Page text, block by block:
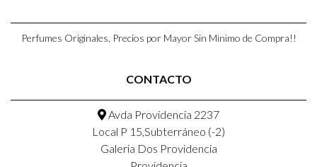
Perfumes Originales, Precios por Mayor Sin Minimo de Compra!!
CONTACTO
Avda Providencia 2237
Local P 15,Subterráneo (-2)
Galeria Dos Providencia